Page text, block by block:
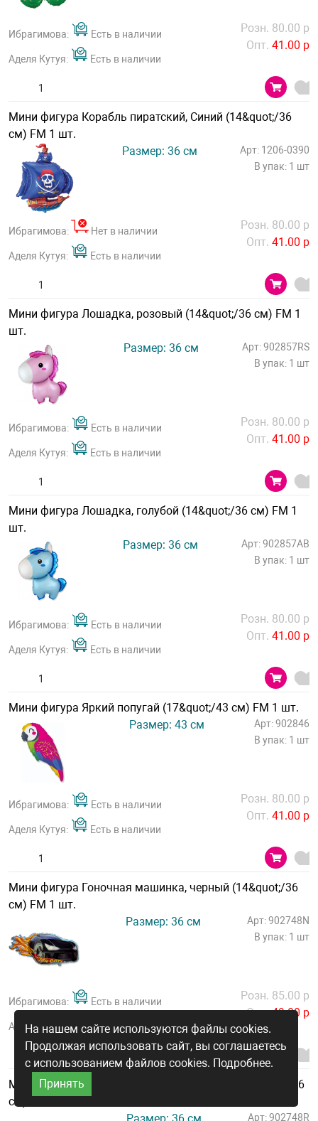
Ибрагимова: Есть в наличии
Аделя Кутуя: Есть в наличии
Розн. 80.00 р
Опт. 41.00 р
Мини фигура Корабль пиратский, Синий (14&quot;/36
см) FM 1 шт.
Размер: 36 см
Арт: 1206-0390
В упак: 1 шт
Ибрагимова: Нет в наличии
Аделя Кутуя: Есть в наличии
Розн. 80.00 р
Опт. 41.00 р
Мини фигура Лошадка, розовый (14&quot;/36 см) FM 1
шт.
Размер: 36 см
Арт: 902857RS
В упак: 1 шт
Ибрагимова: Есть в наличии
Аделя Кутуя: Есть в наличии
Розн. 80.00 р
Опт. 41.00 р
Мини фигура Лошадка, голубой (14&quot;/36 см) FM 1
шт.
Размер: 36 см
Арт: 902857AB
В упак: 1 шт
Ибрагимова: Есть в наличии
Аделя Кутуя: Есть в наличии
Розн. 80.00 р
Опт. 41.00 р
Мини фигура Яркий попугай (17&quot;/43 см) FM 1 шт.
Размер: 43 см
Арт: 902846
В упак: 1 шт
Ибрагимова: Есть в наличии
Аделя Кутуя: Есть в наличии
Розн. 80.00 р
Опт. 41.00 р
Мини фигура Гоночная машинка, черный (14&quot;/36
см) FM 1 шт.
Размер: 36 см
Арт: 902748N
В упак: 1 шт
Ибрагимова: Есть в наличии
Аделя Кутуя: Есть в наличии
Розн. 85.00 р
Опт.49.00 р
Мини фигура Гоночная машинка, красный (14&quot;/36
см) FM 1 шт.
Арт: 902748R
На нашем сайте используются файлы cookies.
Продолжая использовать сайт, вы соглашаетесь
с использованием файлов cookies. Подробнее.
Принять